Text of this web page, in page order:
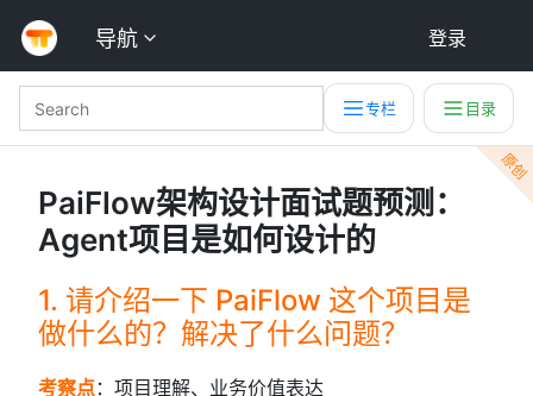
导航 登录
专栏 目录
原创
PaiFlow架构设计面试题预测：
Agent项目是如何设计的
1. 请介绍一下 PaiFlow 这个项目是
做什么的？解决了什么问题？
考察点：项目理解、业务价值表达